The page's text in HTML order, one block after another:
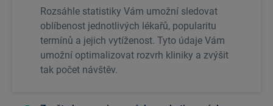
Rozsáhle statistiky Vám umožní sledovat
oblíbenost jednotlivých lékařů, popularitu
termínů a jejich vytíženost. Tyto údaje Vám
umožní optimalizovat rozvrh kliniky a zvýšit
tak počet návštěv.